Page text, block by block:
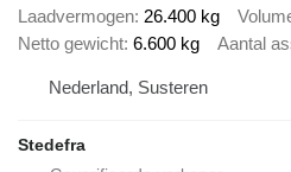
Laadvermogen 26.400 kg
Netto gewicht 6.600 kg Aantal
Nederland, Susteren
Stedefra